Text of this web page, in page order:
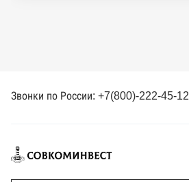
Звонки по России: +7(800)-222-45-12